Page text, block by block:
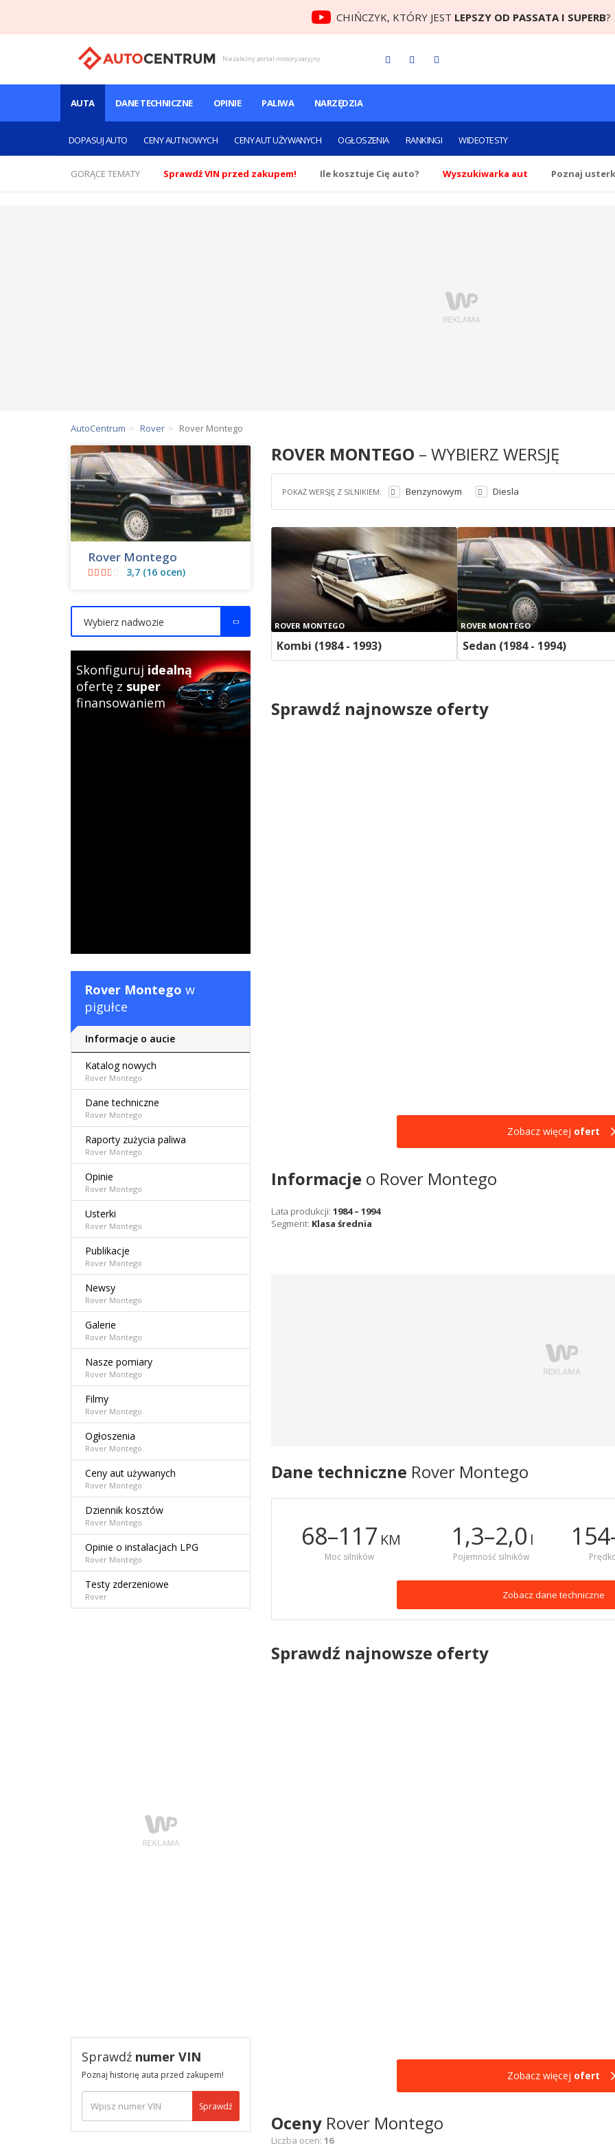
CHIŃCZYK, KTÓRY JEST LEPSZY OD PASSATA I SUPERB?
Niezależny portal motoryzacyjny
AUTA
DOPASUJ AUTO CENY AUT NOWYCH CENY AUT UŻYWANYCH OGŁOSZENIA RANKINGI WIDEOTESTY
DANE TECHNICZNE OPINIE PALIWA NARZĘDZIA
GORĄCE TEMATY Sprawdź VIN przed zakupem! Ile kosztuje Cię auto? Wyszukiwarka aut Poznaj
AutoCentrum Rover Rover Montego
ROVER MONTEGO – WYBIERZ WERSJĘ
POKAŻ WERSJĘ Z SILNIKIEM: Benzynowym Diesla
ROVER MONTEGO
Kombi (1984 - 1993)
ROVER MONTEGO
Sedan (1984 - 1994)
Sprawdź najnowsze oferty
Zobacz więcej ofert
Informacje o Rover Montego
Lata produkcji: 1984 – 1994
Segment: Klasa średnia
Dane techniczne Rover Montego
68–117KM
Moc silników
1,3–2,0l
Pojemność silników
Zobacz dane techniczne
Sprawdź najnowsze oferty
Zobacz więcej ofert
Oceny Rover Montego
Liczba ocen: 16
Rover Montego
3,7 (16 ocen)
Wybierz nadwozie
Skonfiguruj idealną
ofertę z super
finansowaniem
Rover Montego w
pigułce
Informacje o aucie
Katalog nowych
Rover Montego
Dane techniczne
Rover Montego
Raporty zużycia paliwa
Rover Montego
Opinie
Rover Montego
Usterki
Rover Montego
Publikacje
Rover Montego
Newsy
Rover Montego
Galerie
Rover Montego
Nasze pomiary
Rover Montego
Filmy
Rover Montego
Ogłoszenia
Rover Montego
Ceny aut używanych
Rover Montego
Dziennik kosztów
Rover Montego
Opinie o instalacjach LPG
Rover Montego
Testy zderzeniowe
Rover
Sprawdź numer VIN
Poznaj historię auta przed zakupem!
Sprawdź